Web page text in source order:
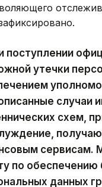
поступлении
утечки
случаи
схем,
сервисам.
по обеспечению
данных